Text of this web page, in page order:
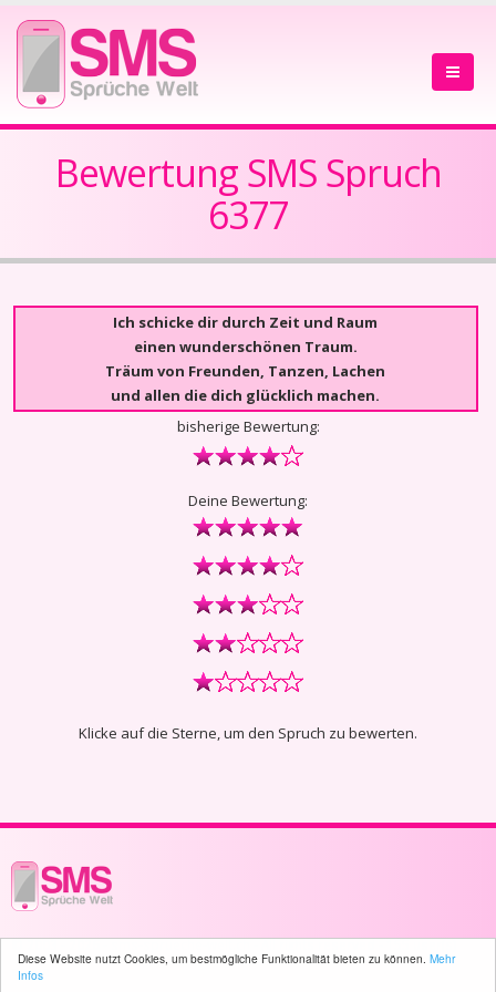
Diese Website nutzt Cookies, um bestmögliche Funktionalität bieten zu können. Mehr
Infos
Bewertung SMS Spruch
6377
Ich schicke dir durch Zeit und Raum
einen wunderschönen Traum.
Träum von Freunden, Tanzen, Lachen
und allen die dich glücklich machen.
bisherige Bewertung:
Deine Bewertung:
Klicke auf die Sterne, um den Spruch zu bewerten.
© 2003 - 2026 -sms-sprueche-welt.ch- All rights reserved -155 user(s)
online